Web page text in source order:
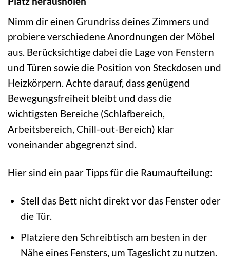
Nimm dir einen Grundriss deines Zimmers und
probiere verschiedene Anordnungen der Möbel
aus. Berücksichtige dabei die Lage von Fenstern
und Türen sowie die Position von Steckdosen und
Heizkörpern. Achte darauf, dass genügend
Bewegungsfreiheit bleibt und dass die
wichtigsten Bereiche (Schlafbereich,
Arbeitsbereich, Chill-out-Bereich) klar
voneinander abgegrenzt sind.
Hier sind ein paar Tipps für die Raumaufteilung:
Stell das Bett nicht direkt vor das Fenster oder
die Tür.
Platziere den Schreibtisch am besten in der
Nähe eines Fensters, um Tageslicht zu nutzen.